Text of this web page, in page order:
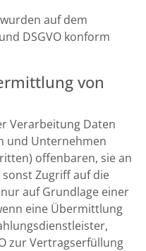
auf dem
DSGVO konform
von
Verarbeitung Daten
und Unternehmen
offenbaren, sie an
Zugriff auf die
auf Grundlage einer
eine Übermittlung
zur Vertragserfüllung